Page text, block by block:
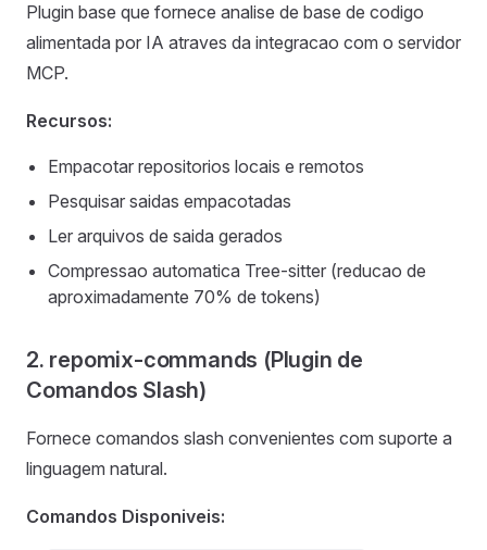
Plugin base que fornece analise de base de codigo
alimentada por IA atraves da integracao com o servidor
MCP.
Recursos:
Empacotar repositorios locais e remotos
Pesquisar saidas empacotadas
Ler arquivos de saida gerados
Compressao automatica Tree-sitter (reducao de
aproximadamente 70% de tokens)
2. repomix-commands (Plugin de
Comandos Slash)
Fornece comandos slash convenientes com suporte a
linguagem natural.
Comandos Disponiveis: